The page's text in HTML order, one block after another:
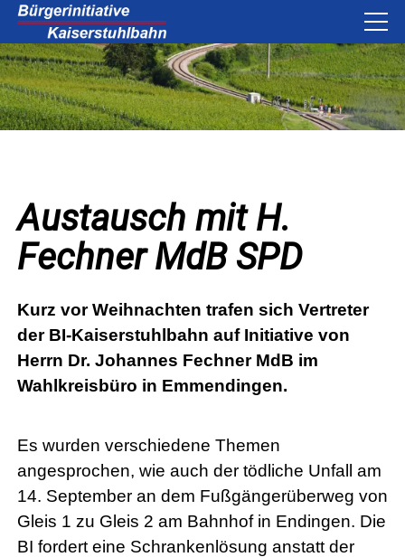
Austausch mit H.
Fechner MdB SPD
Kurz vor Weihnachten trafen sich Vertreter
der BI-Kaiserstuhlbahn auf Initiative von
Herrn Dr. Johannes Fechner MdB im
Wahlkreisbüro in Emmendingen.
Es wurden verschiedene Themen
angesprochen, wie auch der tödliche Unfall am
14. September an dem Fußgängerüberweg von
Gleis 1 zu Gleis 2 am Bahnhof in Endingen. Die
BI fordert eine Schrankenlösung anstatt der